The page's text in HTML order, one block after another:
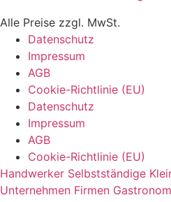
Alle Preise zzgl. MwSt.
Datenschutz
Impressum
AGB
Cookie-Richtlinie (EU)
Datenschutz
Impressum
AGB
Cookie-Richtlinie (EU)
Handwerker Selbstständige
Unternehmen Firmen